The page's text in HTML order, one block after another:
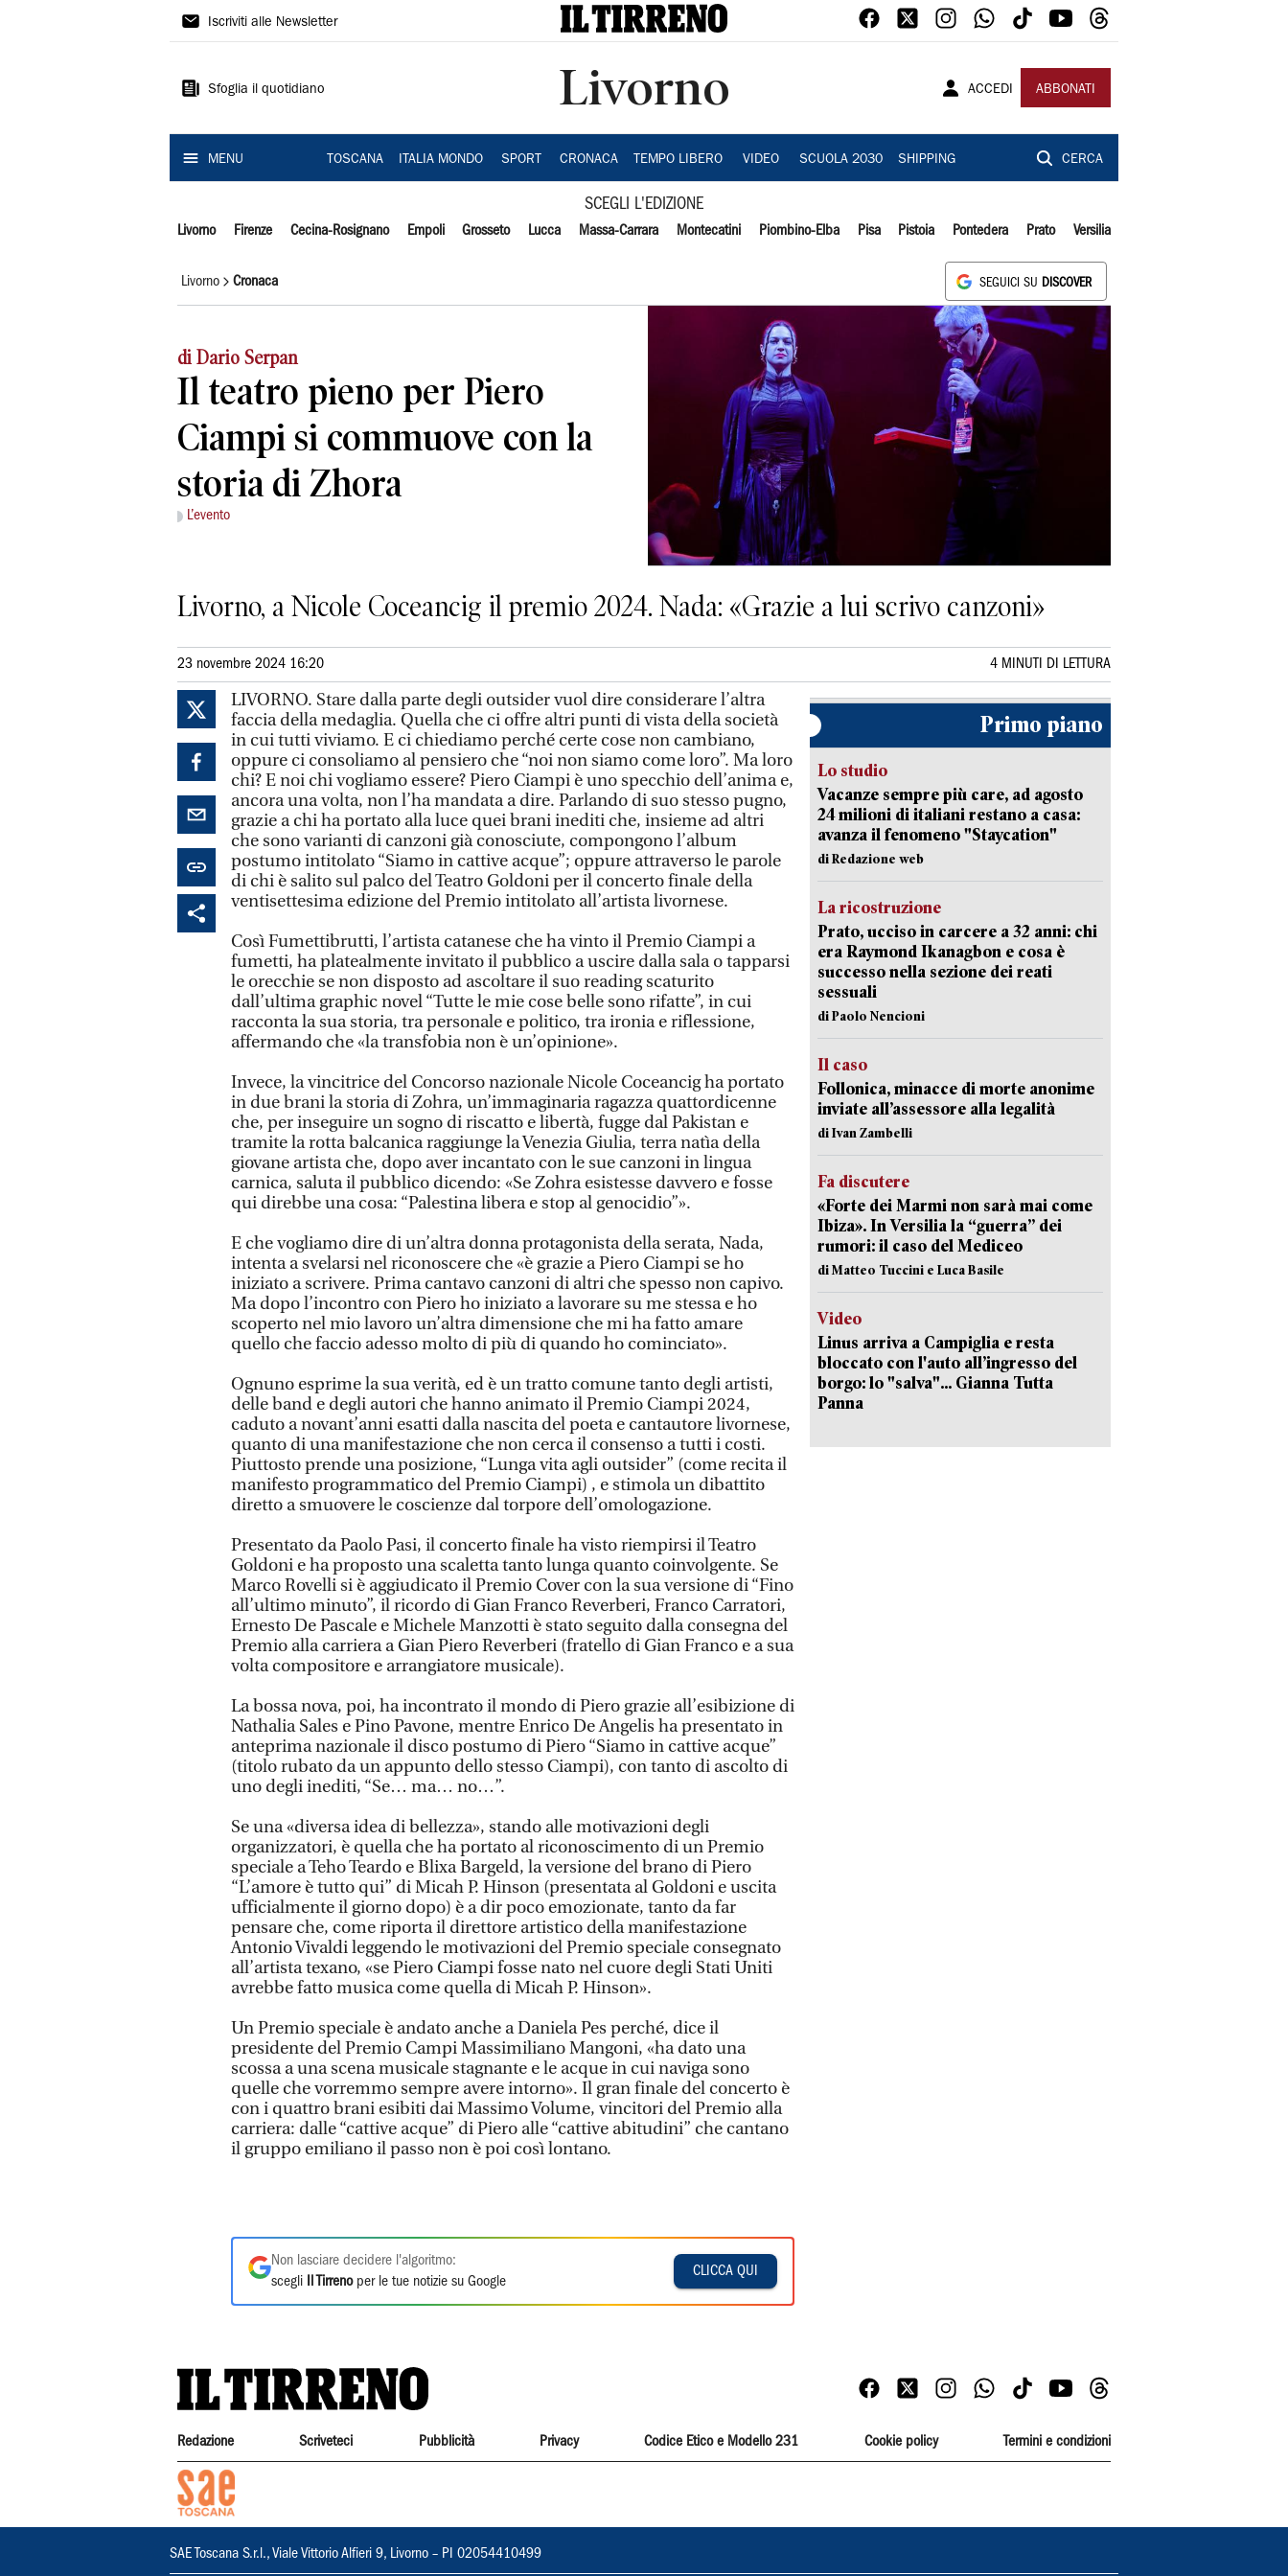
Il
Iscriviti alle Newsletter
Sfoglia il quotidiano Livorno ACCEDI ABBONATI
MENU TOSCANA ITALIA MONDO SPORT CRONACA TEMPO LIBERO VIDEO SCUOLA 2030 SHIPPING CERCA
SCEGLI L'EDIZIONE
Livorno Firenze Cecina-Rosignano Empoli Grosseto Lucca Massa-Carrara Montecatini Piombino-Elba Pisa Pistoia Pontedera Prato Versilia
Livorno Cronaca SEGUICI SU DISCOVER
di Dario Serpan
Il teatro pieno per Piero
Ciampi si commuove con la
storia di Zhora
L’evento
Livorno, a Nicole Coceancig il premio 2024. Nada: «Grazie a lui scrivo canzoni»
23 novembre 2024 16:20 4 MINUTI DI LETTURA
LIVORNO. Stare dalla parte degli outsider vuol dire considerare l’altra
faccia della medaglia. Quella che ci offre altri punti di vista della società
in cui tutti viviamo. E ci chiediamo perché certe cose non cambiano,
oppure ci consoliamo al pensiero che “noi non siamo come loro”. Ma loro
chi? E noi chi vogliamo essere? Piero Ciampi è uno specchio dell’anima e,
ancora una volta, non l’ha mandata a dire. Parlando di suo stesso pugno,
grazie a chi ha portato alla luce quei brani inediti che, insieme ad altri
che sono varianti di canzoni già conosciute, compongono l’album
postumo intitolato “Siamo in cattive acque”; oppure attraverso le parole
di chi è salito sul palco del Teatro Goldoni per il concerto finale della
ventisettesima edizione del Premio intitolato all’artista livornese.
Così Fumettibrutti, l’artista catanese che ha vinto il Premio Ciampi a
fumetti, ha platealmente invitato il pubblico a uscire dalla sala o tapparsi
le orecchie se non disposto ad ascoltare il suo reading scaturito
dall’ultima graphic novel “Tutte le mie cose belle sono rifatte”, in cui
racconta la sua storia, tra personale e politico, tra ironia e riflessione,
affermando che «la transfobia non è un’opinione».
Invece, la vincitrice del Concorso nazionale Nicole Coceancig ha portato
in due brani la storia di Zohra, un’immaginaria ragazza quattordicenne
che, per inseguire un sogno di riscatto e libertà, fugge dal Pakistan e
tramite la rotta balcanica raggiunge la Venezia Giulia, terra natìa della
giovane artista che, dopo aver incantato con le sue canzoni in lingua
carnica, saluta il pubblico dicendo: «Se Zohra esistesse davvero e fosse
qui direbbe una cosa: “Palestina libera e stop al genocidio”».
E che vogliamo dire di un’altra donna protagonista della serata, Nada,
intenta a svelarsi nel riconoscere che «è grazie a Piero Ciampi se ho
iniziato a scrivere. Prima cantavo canzoni di altri che spesso non capivo.
Ma dopo l’incontro con Piero ho iniziato a lavorare su me stessa e ho
scoperto nel mio lavoro un’altra dimensione che mi ha fatto amare
quello che faccio adesso molto di più di quando ho cominciato».
Ognuno esprime la sua verità, ed è un tratto comune tanto degli artisti,
delle band e degli autori che hanno animato il Premio Ciampi 2024,
caduto a novant’anni esatti dalla nascita del poeta e cantautore livornese,
quanto di una manifestazione che non cerca il consenso a tutti i costi.
Piuttosto prende una posizione, “Lunga vita agli outsider” (come recita il
manifesto programmatico del Premio Ciampi) , e stimola un dibattito
diretto a smuovere le coscienze dal torpore dell’omologazione.
Presentato da Paolo Pasi, il concerto finale ha visto riempirsi il Teatro
Goldoni e ha proposto una scaletta tanto lunga quanto coinvolgente. Se
Marco Rovelli si è aggiudicato il Premio Cover con la sua versione di “Fino
all’ultimo minuto”, il ricordo di Gian Franco Reverberi, Franco Carratori,
Ernesto De Pascale e Michele Manzotti è stato seguito dalla consegna del
Premio alla carriera a Gian Piero Reverberi (fratello di Gian Franco e a sua
volta compositore e arrangiatore musicale).
La bossa nova, poi, ha incontrato il mondo di Piero grazie all’esibizione di
Nathalia Sales e Pino Pavone, mentre Enrico De Angelis ha presentato in
anteprima nazionale il disco postumo di Piero “Siamo in cattive acque”
(titolo rubato da un appunto dello stesso Ciampi), con tanto di ascolto di
uno degli inediti, “Se… ma… no…”.
Se una «diversa idea di bellezza», stando alle motivazioni degli
organizzatori, è quella che ha portato al riconoscimento di un Premio
speciale a Teho Teardo e Blixa Bargeld, la versione del brano di Piero
“L’amore è tutto qui” di Micah P. Hinson (presentata al Goldoni e uscita
ufficialmente il giorno dopo) è a dir poco emozionate, tanto da far
pensare che, come riporta il direttore artistico della manifestazione
Antonio Vivaldi leggendo le motivazioni del Premio speciale consegnato
all’artista texano, «se Piero Ciampi fosse nato nel cuore degli Stati Uniti
avrebbe fatto musica come quella di Micah P. Hinson».
Un Premio speciale è andato anche a Daniela Pes perché, dice il
presidente del Premio Campi Massimiliano Mangoni, «ha dato una
scossa a una scena musicale stagnante e le acque in cui naviga sono
quelle che vorremmo sempre avere intorno». Il gran finale del concerto è
con i quattro brani esibiti dai Massimo Volume, vincitori del Premio alla
carriera: dalle “cattive acque” di Piero alle “cattive abitudini” che cantano
il gruppo emiliano il passo non è poi così lontano.
Non lasciare decidere l'algoritmo:
scegli
Il Tirrenoper le tue notizie su Google
CLICCA QUI
Primo piano
Lo studio
Vacanze sempre più care, ad agosto
24 milioni di italiani restano a casa:
avanza il fenomeno "Staycation"
di Redazione web
La ricostruzione
Prato, ucciso in carcere a 32 anni: chi
era Raymond Ikanagbon e cosa è
successo nella sezione dei reati
sessuali
di Paolo Nencioni
Il caso
Follonica, minacce di morte anonime
inviate all’assessore alla legalità
di Ivan Zambelli
Fa discutere
«Forte dei Marmi non sarà mai come
Ibiza». In Versilia la “guerra” dei
rumori: il caso del Mediceo
di Matteo Tuccini e Luca Basile
Video
Linus arriva a Campiglia e resta
bloccato con l'auto all’ingresso del
borgo: lo "salva"... Gianna Tutta
Panna
Redazione Scriveteci Pubblicità Privacy Codice Etico e Modello 231 Cookie policy Termini e condizioni
SAE Toscana S.r.l., Viale Vittorio Alfieri 9, Livorno – PI 02054410499